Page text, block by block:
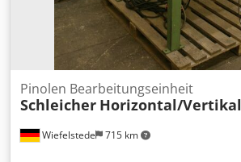
Wiefelstede 715 km
Pinolen Bearbeitungseinheit
Schleicher Horizontal/Vertikal